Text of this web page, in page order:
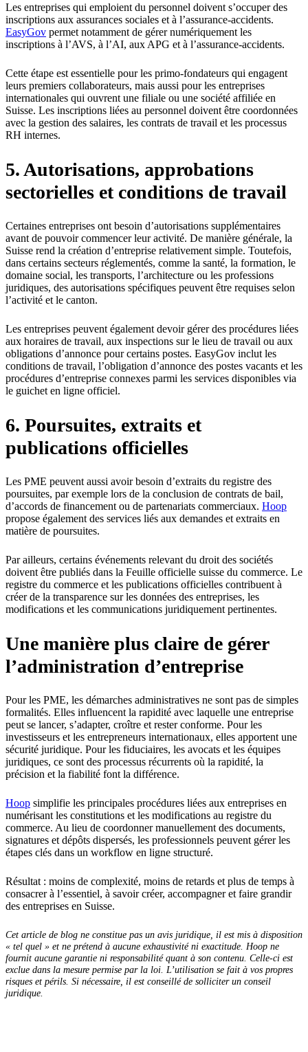
Les entreprises qui emploient du personnel doivent s’occuper des
inscriptions aux assurances sociales et à l’assurance-accidents.
EasyGov permet notamment de gérer numériquement les
inscriptions à l’AVS, à l’AI, aux APG et à l’assurance-accidents.
Cette étape est essentielle pour les primo-fondateurs qui engagent
leurs premiers collaborateurs, mais aussi pour les entreprises
internationales qui ouvrent une filiale ou une société affiliée en
Suisse. Les inscriptions liées au personnel doivent être coordonnées
avec la gestion des salaires, les contrats de travail et les processus
RH internes.
5. Autorisations, approbations
sectorielles et conditions de travail
Certaines entreprises ont besoin d’autorisations supplémentaires
avant de pouvoir commencer leur activité. De manière générale, la
Suisse rend la création d’entreprise relativement simple. Toutefois,
dans certains secteurs réglementés, comme la santé, la formation, le
domaine social, les transports, l’architecture ou les professions
juridiques, des autorisations spécifiques peuvent être requises selon
l’activité et le canton.
Les entreprises peuvent également devoir gérer des procédures liées
aux horaires de travail, aux inspections sur le lieu de travail ou aux
obligations d’annonce pour certains postes. EasyGov inclut les
conditions de travail, l’obligation d’annonce des postes vacants et les
procédures d’entreprise connexes parmi les services disponibles via
le guichet en ligne officiel.
6. Poursuites, extraits et
publications officielles
Les PME peuvent aussi avoir besoin d’extraits du registre des
poursuites, par exemple lors de la conclusion de contrats de bail,
d’accords de financement ou de partenariats commerciaux. Hoop
propose également des services liés aux demandes et extraits en
matière de poursuites.
Par ailleurs, certains événements relevant du droit des sociétés
doivent être publiés dans la Feuille officielle suisse du commerce. Le
registre du commerce et les publications officielles contribuent à
créer de la transparence sur les données des entreprises, les
modifications et les communications juridiquement pertinentes.
Une manière plus claire de gérer
l’administration d’entreprise
Pour les PME, les démarches administratives ne sont pas de simples
formalités. Elles influencent la rapidité avec laquelle une entreprise
peut se lancer, s’adapter, croître et rester conforme. Pour les
investisseurs et les entrepreneurs internationaux, elles apportent une
sécurité juridique. Pour les fiduciaires, les avocats et les équipes
juridiques, ce sont des processus récurrents où la rapidité, la
précision et la fiabilité font la différence.
Hoop simplifie les principales procédures liées aux entreprises en
numérisant les constitutions et les modifications au registre du
commerce. Au lieu de coordonner manuellement des documents,
signatures et dépôts dispersés, les professionnels peuvent gérer les
étapes clés dans un workflow en ligne structuré.
Résultat : moins de complexité, moins de retards et plus de temps à
consacrer à l’essentiel, à savoir créer, accompagner et faire grandir
des entreprises en Suisse.
Cet article de blog ne constitue pas un avis juridique, il est mis à disposition
« tel quel » et ne prétend à aucune exhaustivité ni exactitude. Hoop ne
fournit aucune garantie ni responsabilité quant à son contenu. Celle-ci est
exclue dans la mesure permise par la loi. L’utilisation se fait à vos propres
risques et périls. Si nécessaire, il est conseillé de solliciter un conseil
juridique.